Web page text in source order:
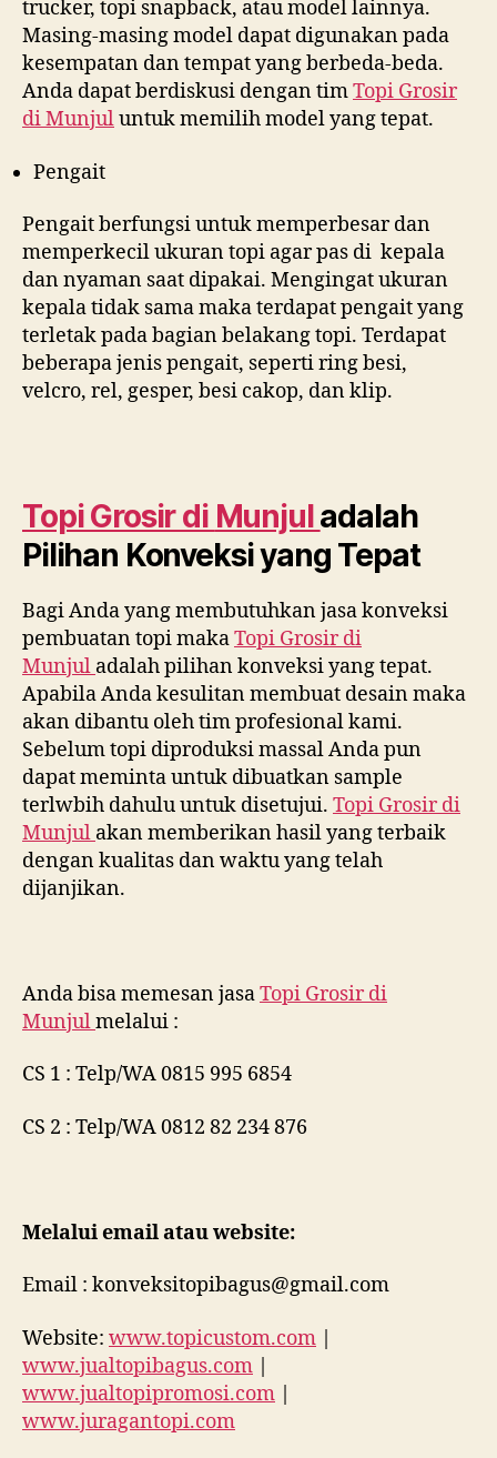
trucker, topi snapback, atau model lainnya.
Masing-masing model dapat digunakan pada
kesempatan dan tempat yang berbeda-beda.
Anda dapat berdiskusi dengan timTopi Grosir
diMunjuluntuk memilih model yang tepat.
Pengait
Pengait berfungsi untuk memperbesar dan
memperkecil ukuran topi agar pas di kepala
dan nyaman saat dipakai. Mengingat ukuran
kepala tidak sama maka terdapat pengait yang
terletak pada bagian belakang topi. Terdapat
beberapa jenis pengait, seperti ring besi,
velcro, rel, gesper, besi cakop, dan klip.
Topi Grosir di Munjuladalah
Pilihan Konveksi yang Tepat
Bagi Anda yang membutuhkan jasa konveksi
pembuatan topi makaTopi Grosir di
Munjul adalah pilihan konveksi yang tepat.
Apabila Anda kesulitan membuat desain maka
akan dibantu oleh tim profesional kami.
Sebelum topi diproduksi massal Anda pun
dapat meminta untuk dibuatkan sample
terlwbih dahulu untuk disetujui. Topi Grosir di
Munjul akan memberikan hasil yang terbaik
dengan kualitas dan waktu yang telah
dijanjikan.
Anda bisa memesan jasaTopi Grosir di
Munjulmelalui :
CS 1 : Telp/WA 0815 995 6854
CS 2 : Telp/WA 0812 82 234 876
Melalui email atau website:
Email : konveksitopibagus@gmail.com
Website: www.topicustom.com |
www.jualtopibagus.com |
www.jualtopipromosi.com |
www.juragantopi.com